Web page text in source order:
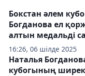
16:26, 06 шілде 2025
Бокстан әлем
Богданова ел
алтын медальді
Наталья
кубогының